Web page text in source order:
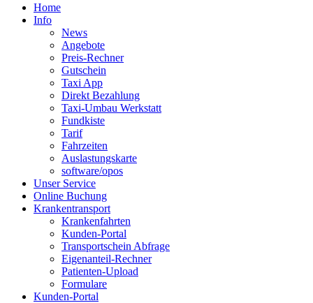
Home
Info
News
Angebote
Preis-Rechner
Gutschein
Taxi App
Direkt Bezahlung
Taxi-Umbau Werkstatt
Fundkiste
Tarif
Fahrzeiten
Auslastungskarte
software/opos
Unser Service
Online Buchung
Krankentransport
Krankenfahrten
Kunden-Portal
Transportschein Abfrage
Eigenanteil-Rechner
Patienten-Upload
Formulare
Kunden-Portal